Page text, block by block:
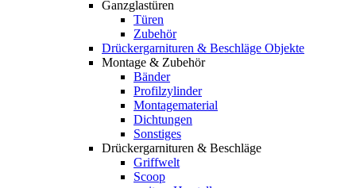
Ganzglastüren
Türen
Zubehör
Drückergarnituren & Beschläge Objekte
Montage & Zubehör
Bänder
Profilzylinder
Montagematerial
Dichtungen
Sonstiges
Drückergarnituren & Beschläge
Griffwelt
Scoop